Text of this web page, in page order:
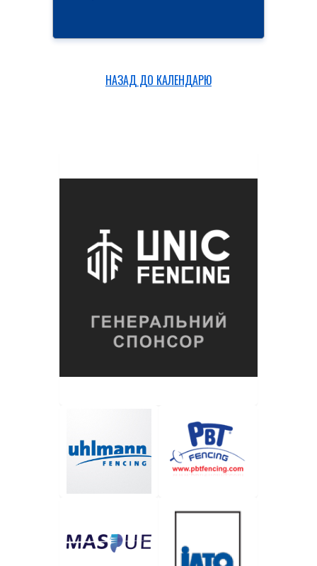
НАЗАД ДО КАЛЕНДАРЮ